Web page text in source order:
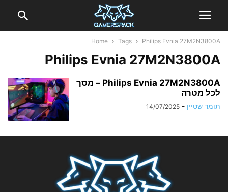
Home Tags Philips Evnia 27M2N3800A
Philips Evnia 27M2N3800A
Philips Evnia 27M2N3800A – מסך
לכל מטרה
תומר שטיין -
14/07/2025